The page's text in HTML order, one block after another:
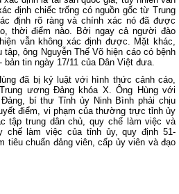
định chiếc trống có nguồn gốc từ Trung
định rõ ràng và chính xác nó đã được
thời điểm nào. Bởi ngay cả người đào
vẫn không xác định được. Mặt khác,
ông Nguyễn Thế Võ hiện cáo có bệnh
tin ngày 17/11 của Dân Việt đưa.
đã bị kỷ luật với hình thức cảnh cáo,
ương Đảng khóa X. Ông Hùng với
bí thư Tỉnh ủy Ninh Bình phải chịu
điểm, vi phạm của thường trực tỉnh ủy
tập trung dân chủ, quy chế làm việc và
chế làm việc của tỉnh ủy, quy định 51-
tiêu chuẩn đảng viên, cấp ủy viên và đạo